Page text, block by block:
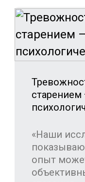
старением
«Наши
опыт